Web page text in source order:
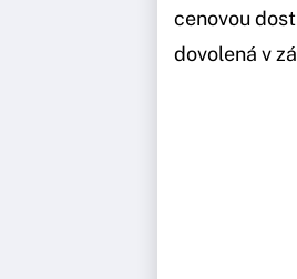
cenovou
dovolená v